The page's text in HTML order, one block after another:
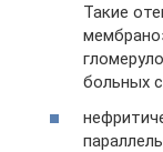
Такие
больных